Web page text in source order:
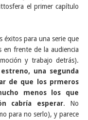
el primer capítulo
éxitos para una serie que
en frente de la audiencia
y trabajo detrás).
una segunda
de que los prmeros
menos los que
cabría esperar. No
para no serlo), y parece